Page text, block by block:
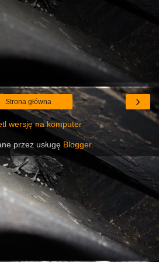
›
Strona główna
wersję na komputer
przez usługę Blogger.